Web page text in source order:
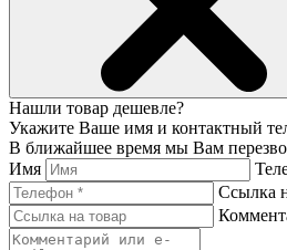
Нашли товар дешевле?
Укажите Ваше имя и контактный
В ближайшее время мы Вам
Имя
Ссылка